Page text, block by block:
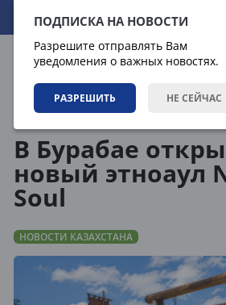
ПОДПИСКА НА НОВОСТИ
Разрешите отправлять Вам
уведомления о важных новостях.
РАЗРЕШИТЬ НЕ СЕЙЧАС
06.08.2026 11:47:22
В Бурабае
новый этноаул
Soul
НОВОСТИ КАЗАХСТАНА